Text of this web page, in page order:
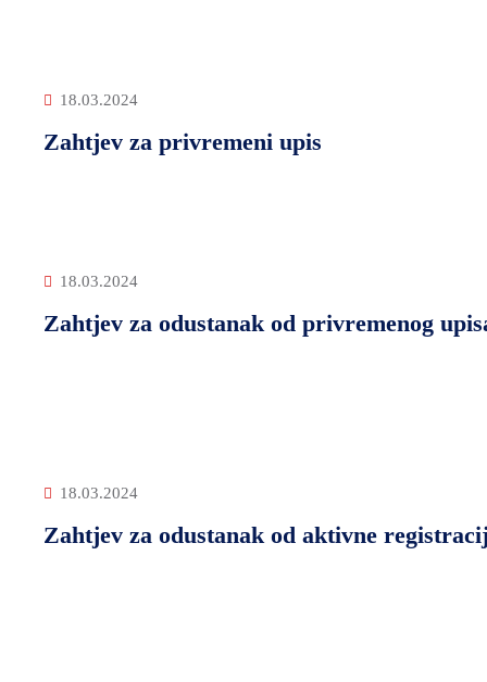
18.03.2024
Zahtjev za privremeni upis
18.03.2024
Zahtjev za odustanak od privremenog
18.03.2024
Zahtjev za odustanak od aktivne